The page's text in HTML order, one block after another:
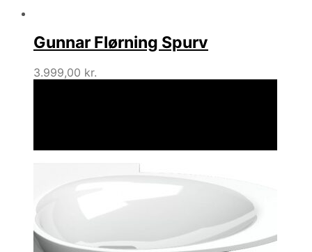
Gunnar Flørning Spurv
3.999,00 kr.